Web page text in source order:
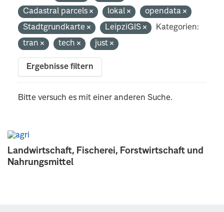
Landwirtschaft, Fischerei, Forstwirtschaft und
Nahrungsmittel
Cadastral parcels
lokal
opendata
Stadtgrundkarte
LeipziGIS
Kategorien:
tran
tech just
Ergebnisse filtern
Bitte versuch es mit einer anderen Suche.